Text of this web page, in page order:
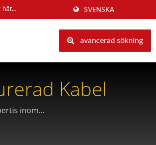
SVENSKA
avancerad sökning
Kabel
inom